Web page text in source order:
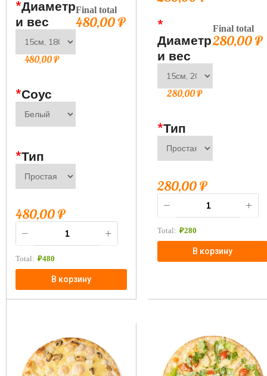
*Диаметр
и вес
480,00₽
*Соус
*Тип
Final total
480,00₽
480,00₽
Total: ₽480
В корзину
*
Диаметр
и вес
280,00₽
*Тип
Final total
280,00₽
280,00₽
Total: ₽280
В корзину